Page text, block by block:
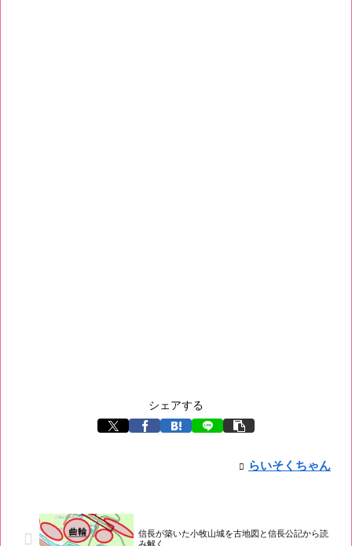
シェアする
らいそくちゃん
信長が築いた小牧山城を古地図と信長公記から読
み解く